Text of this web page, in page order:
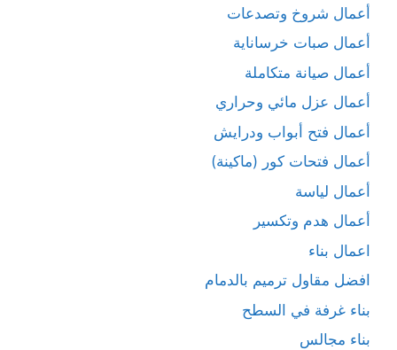
أعمال شروخ وتصدعات
أعمال صبات خرساناية
أعمال صيانة متكاملة
أعمال عزل مائي وحراري
أعمال فتح أبواب ودرايش
أعمال فتحات كور (ماكينة)
أعمال لياسة
أعمال هدم وتكسير
اعمال بناء
افضل مقاول ترميم بالدمام
بناء غرفة في السطح
بناء مجالس